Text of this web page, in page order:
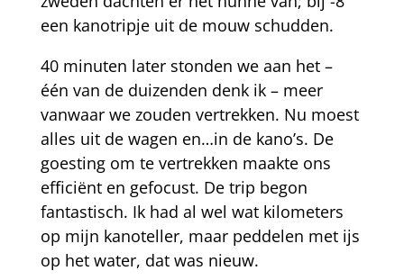
een kanotripje uit de mouw schudden.
40 minuten later stonden we aan het –
één van de duizenden denk ik – meer
vanwaar we zouden vertrekken. Nu moest
alles uit de wagen en…in de kano’s. De
goesting om te vertrekken maakte ons
efficiënt en gefocust. De trip begon
fantastisch. Ik had al wel wat kilometers
op mijn kanoteller, maar peddelen met ijs
op het water, dat was nieuw.